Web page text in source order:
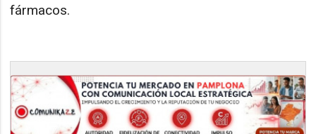
fármacos.